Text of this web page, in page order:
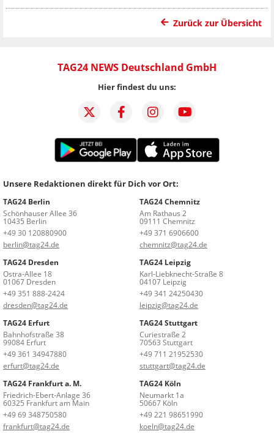
Zurück zur Übersicht
TAG24 NEWS Deutschland GmbH
Hier findest du uns:
Unsere Redaktionen direkt für Dich vor Ort:
TAG24 Berlin
Schönhauser Allee 36
10435 Berlin
+49 30 120880900
berlin@tag24.de
TAG24 Chemnitz
Am Rathaus 2
09111 Chemnitz
+49 371 6906600
chemnitz@tag24.de
TAG24 Dresden
Ostra-Allee 18
01067 Dresden
+49 351 888-2424
dresden@tag24.de
TAG24 Leipzig
Karl-Liebknecht-Straße 8
04107 Leipzig
+49 341 24250430
leipzig@tag24.de
TAG24 Erfurt
Bahnhofstraße 38
99084 Erfurt
+49 361 34947880
erfurt@tag24.de
TAG24 Stuttgart
Curiestraße 2
70563 Stuttgart
+49 711 21952530
stuttgart@tag24.de
TAG24 Frankfurt a. M.
Friedrich-Ebert-Anlage 36
60325 Frankfurt am Main
+49 69 348750580
frankfurt@tag24.de
TAG24 Köln
Neumarkt 1a
50667 Köln
+49 221 98651990
koeln@tag24.de